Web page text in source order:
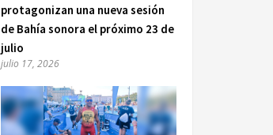
protagonizan una nueva sesión
de Bahía sonora el próximo 23 de
julio
julio 17, 2026